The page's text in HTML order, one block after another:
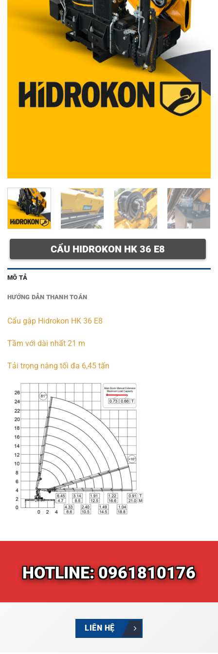
CẨU HIDROKON HK 36 E8
MÔ TẢ
HƯỚNG DẪN THANH TOÁN
Cẩu gập Hidrokon HK 36 E8
Tầm với dài nhất 21 m
Tải trọng nâng tối đa 6,45 tấn
HOTLINE: 0961810176
LIÊN HỆ